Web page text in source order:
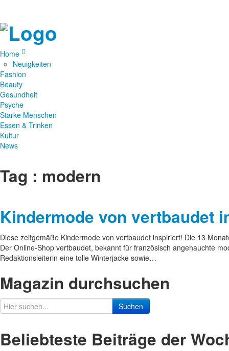
Home
Neuigkeiten
Fashion
Beauty
Gesundheit
Psyche
Starke Menschen
Essen & Trinken
Kultur
News
Tag : modern
Kindermode von vertbaudet
Diese zeitgemäße Kindermode von vertbaudet inspiriert! Die 13
Der Online-Shop vertbaudet, bekannt für französisch angehauchte
Redaktionsleiterin eine tolle Winterjacke sowie…
Magazin durchsuchen
Suchen
Beliebteste Beiträge der